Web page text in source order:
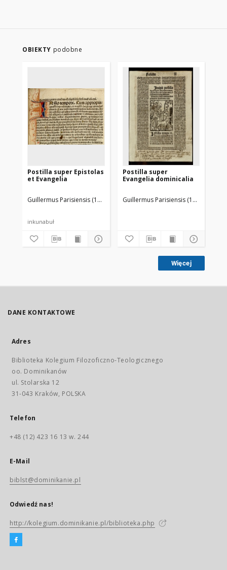
OBIEKTY podobne
Postilla super Epistolas
et Evangelia
Guillermus Parisiensis (1437-1485) Husner, Georg (14..-1506). Druk.
inkunabuł
Postilla super
Evangelia dominicalia
Guillermus Parisiensis (1437-1485)
Więcej
DANE KONTAKTOWE
Adres
Biblioteka Kolegium Filozoficzno-Teologicznego
oo. Dominikanów
ul. Stolarska 12
31-043 Kraków, POLSKA
Telefon
+48 (12) 423 16 13 w. 244
E-Mail
biblst@dominikanie.pl
Odwiedź nas!
http://kolegium.dominikanie.pl/biblioteka.php